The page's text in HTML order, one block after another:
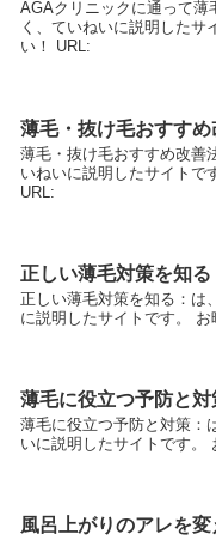
AGAクリニックに通って薄
く、ていねいに説明したサ
い！ URL:
薄毛・抜け毛おすす
薄毛・抜け毛おすすめ改善
いねいに説明したサイトで
URL:
正しい薄毛対策を知る
正しい薄毛対策を知る：は
に説明したサイトです。
薄毛に役立つ予防と対
薄毛に役立つ予防と対策：
いに説明したサイトです
風呂上がりのアレを